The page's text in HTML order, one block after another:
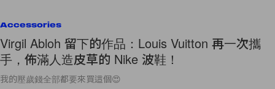
Accessories
Virgil Abloh 留下的作品：Louis Vuitton 再一次攜
手，佈滿人造皮草的 Nike 波鞋！
我的壓歲錢全部都要來買這個😍